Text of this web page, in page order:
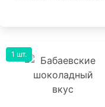
1 шт.